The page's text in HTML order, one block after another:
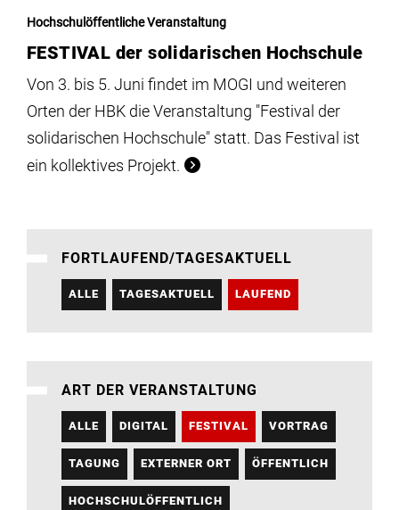
meinstudium
Hochschulöffentliche Veranstaltung
FESTIVAL der solidarischen Hochschule
Von 3. bis 5. Juni findet im MOGI und weiteren
Orten der HBK die Veranstaltung "Festival der
solidarischen Hochschule" statt. Das Festival ist
ein kollektives Projekt.
FORTLAUFEND/TAGESAKTUELL
ALLE TAGESAKTUELL LAUFEND
ART DER VERANSTALTUNG
ALLE DIGITAL FESTIVAL VORTRAG
TAGUNG EXTERNER ORT ÖFFENTLICH
HOCHSCHULÖFFENTLICH